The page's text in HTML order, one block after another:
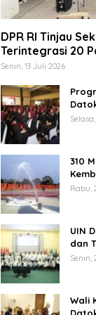
Hak Sipil,
8
DPR RI Tinjau
Terintegrasi 20
Prabowo Angkat
Senin, 13 Juli 2026
310
Rabu,
UIN
dan
Senin,
Wali